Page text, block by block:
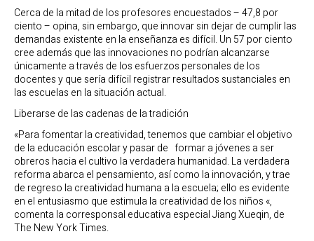
Cerca de la mitad de los profesores encuestados – 47,8 por
ciento – opina, sin embargo, que innovar sin dejar de cumplir las
demandas existente en la enseñanza es difícil. Un 57 por ciento
cree además que las innovaciones no podrían alcanzarse
únicamente a través de los esfuerzos personales de los
docentes y que sería difícil registrar resultados sustanciales en
las escuelas en la situación actual.
Liberarse de las cadenas de la tradición
«Para fomentar la creatividad, tenemos que cambiar el objetivo
de la educación escolar y pasar de formar a jóvenes a ser
obreros hacia el cultivo la verdadera humanidad. La verdadera
reforma abarca el pensamiento, así como la innovación, y trae
de regreso la creatividad humana a la escuela; ello es evidente
en el entusiasmo que estimula la creatividad de los niños «,
comenta la corresponsal educativa especial Jiang Xueqin, de
The New York Times.